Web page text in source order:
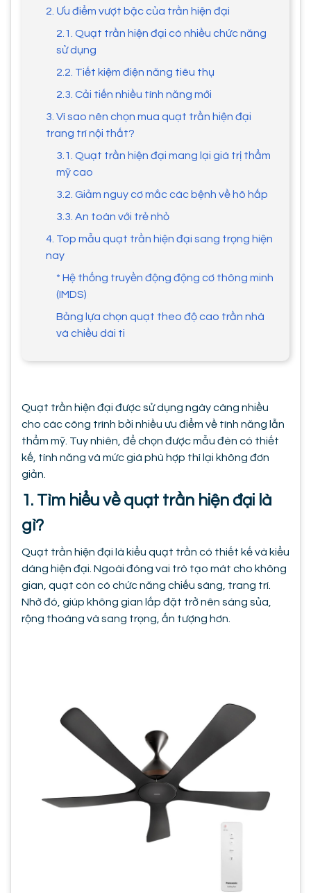
2. Ưu điểm vượt bậc của trần hiện đại
2.1. Quạt trần hiện đại có nhiều chức năng
sử dụng
2.2. Tiết kiệm điện năng tiêu thụ
2.3. Cải tiến nhiều tính năng mới
3. Vì sao nên chọn mua quạt trần hiện đại
trang trí nội thất?
3.1. Quạt trần hiện đại mang lại giá trị thẩm
mỹ cao
3.2. Giảm nguy cơ mắc các bệnh về hô hấp
3.3. An toàn với trẻ nhỏ
4. Top mẫu quạt trần hiện đại sang trọng hiện
nay
* Hệ thống truyền động động cơ thông minh
(IMDS)
Bảng lựa chọn quạt theo độ cao trần nhà
và chiều dài ti
Quạt trần hiện đại được sử dụng ngày càng nhiều
cho các công trình bởi nhiều ưu điểm về tính năng lẫn
thẩm mỹ. Tuy nhiên, để chọn được mẫu đèn có thiết
kế, tính năng và mức giá phù hợp thì lại không đơn
giản.
1. Tìm hiểu về quạt trần hiện đại là
gì?
Quạt trần hiện đại là kiểu quạt trần có thiết kế và kiểu
dáng hiện đại. Ngoài đóng vai trò tạo mát cho không
gian, quạt còn có chức năng chiếu sáng, trang trí.
Nhờ đó, giúp không gian lắp đặt trở nên sáng sủa,
rộng thoáng và sang trọng, ấn tượng hơn.